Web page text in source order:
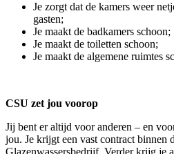
Je zorgt dat de kamers weer
gasten;
Je maakt de badkamers schoon;
Je maakt de toiletten schoon;
Je maakt de algemene ruimtes
CSU zet jou voorop
Jij bent er altijd voor anderen – en
jou. Je krijgt een vast contract binnen
Glazenwassersbedrijf. Verder krijg je